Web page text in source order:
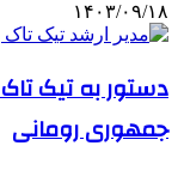
۱۴۰۳/۰۹/۱۸
دستور به تیک تاک
جمهوری رومانی